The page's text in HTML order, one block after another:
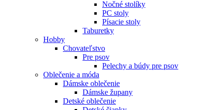
Nočné stolíky
PC stoly
Písacie stoly
Taburetky
Hobby
Chovateľstvo
Pre psov
Pelechy a búdy pre psov
Oblečenie a móda
Dámske oblečenie
Dámske župany
Detské oblečenie